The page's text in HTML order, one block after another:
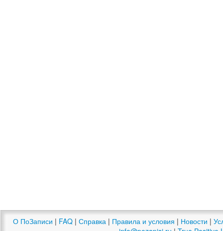
О ПоЗаписи | FAQ | Справка | Правила и условия | Новости |